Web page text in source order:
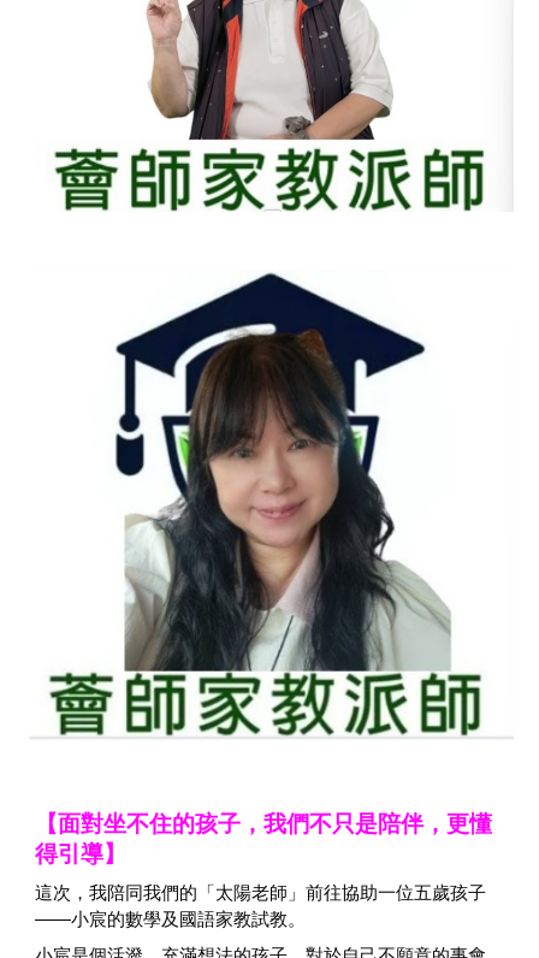
【面對坐不住的孩子，我們不只是陪伴，更懂
得引導】
這次，我陪同我們的「太陽老師」前往協助一位五歲孩子
——小宸的數學及國語家教試教。